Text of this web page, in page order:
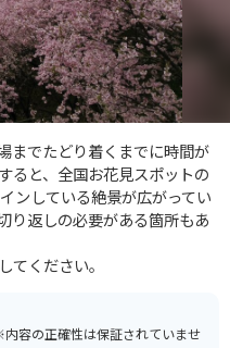
までたどり着くまでに時間が
ると、全国お花見スポットの
ンしている絶景が広がってい
り返しの必要がある箇所もあ
てください。
容の正確性は保証されていませ